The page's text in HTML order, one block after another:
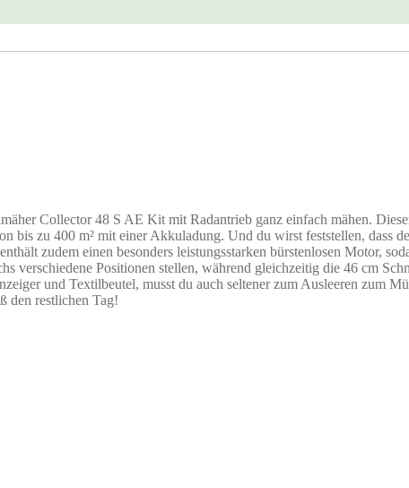
Collector 48 S AE Kit mit Radantrieb ganz einfach mähen.
zu 400 m² mit einer Akkuladung. Und du wirst feststellen, dass
zudem einen besonders leistungsstarken bürstenlosen Motor,
verschiedene Positionen stellen, während gleichzeitig die 46 cm
und Textilbeutel, musst du auch seltener zum Ausleeren zum
den restlichen Tag!